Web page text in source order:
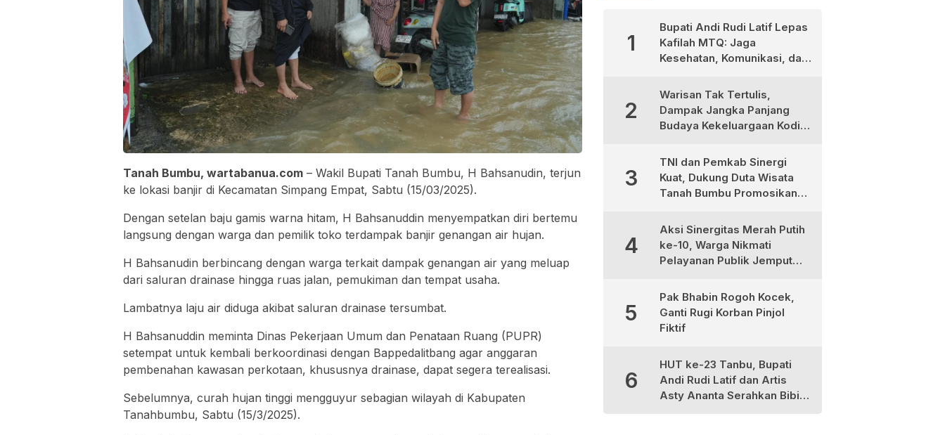
Tanah Bumbu, wartabanua.com – Wakil Bupati Tanah Bumbu, H Bahsanudin, terjun
ke lokasi banjir di Kecamatan Simpang Empat, Sabtu (15/03/2025).
Dengan setelan baju gamis warna hitam, H Bahsanuddin menyempatkan diri bertemu
langsung dengan warga dan pemilik toko terdampak banjir genangan air hujan.
H Bahsanudin berbincang dengan warga terkait dampak genangan air yang meluap
dari saluran drainase hingga ruas jalan, pemukiman dan tempat usaha.
Lambatnya laju air diduga akibat saluran drainase tersumbat.
H Bahsanuddin meminta Dinas Pekerjaan Umum dan Penataan Ruang (PUPR)
setempat untuk kembali berkoordinasi dengan Bappedalitbang agar anggaran
pembenahan kawasan perkotaan, khususnya drainase, dapat segera terealisasi.
Sebelumnya, curah hujan tinggi mengguyur sebagian wilayah di Kabupaten
Tanahbumbu, Sabtu (15/3/2025).
1
Bupati Andi Rudi Latif Lepas
Kafilah MTQ: Jaga
Kesehatan, Komunikasi, dan
Dunia Akhirat
2
Warisan Tak Tertulis,
Dampak Jangka Panjang
Budaya Kekeluargaan Kodim
3
TNI dan Pemkab Sinergi
Kuat, Dukung Duta Wisata
Tanah Bumbu Promosikan
4
Aksi Sinergitas Merah Putih
ke-10, Warga Nikmati
Pelayanan Publik Jemput
5
Pak Bhabin Rogoh Kocek,
Ganti Rugi Korban Pinjol
Fiktif
6
HUT ke-23 Tanbu, Bupati
Andi Rudi Latif dan Artis
Asty Ananta Serahkan Bibit